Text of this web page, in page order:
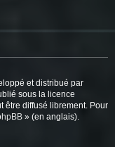
et distribué par
sous la licence
être diffusé librement. Pour
» (en anglais).